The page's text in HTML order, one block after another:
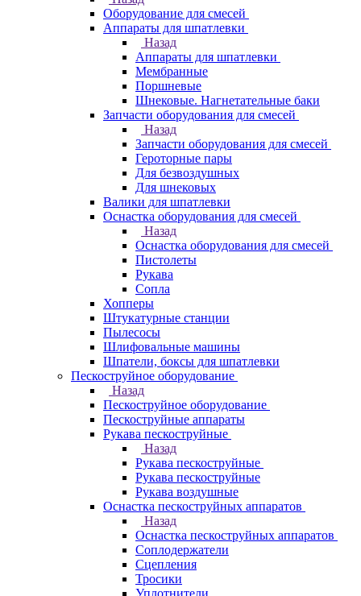
Оборудование для смесей
Аппараты для шпатлевки
Назад
Аппараты для шпатлевки
Мембранные
Поршневые
Шнековые. Нагнетательные баки
Запчасти оборудования для смесей
Назад
Запчасти оборудования для смесей
Героторные пары
Для безвоздушных
Для шнековых
Валики для шпатлевки
Оснастка оборудования для смесей
Назад
Оснастка оборудования для смесей
Пистолеты
Рукава
Сопла
Хопперы
Штукатурные станции
Пылесосы
Шлифовальные машины
Шпатели, боксы для шпатлевки
Пескоструйное оборудование
Назад
Пескоструйное оборудование
Пескоструйные аппараты
Рукава пескоструйные
Назад
Рукава пескоструйные
Рукава пескоструйные
Рукава воздушные
Оснастка пескоструйных аппаратов
Назад
Оснастка пескоструйных аппаратов
Соплодержатели
Сцепления
Тросики
Уплотнители